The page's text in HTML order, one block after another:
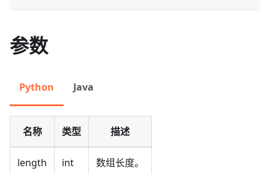
参数
Python Java
名称 类型 描述
length int 数组长度。